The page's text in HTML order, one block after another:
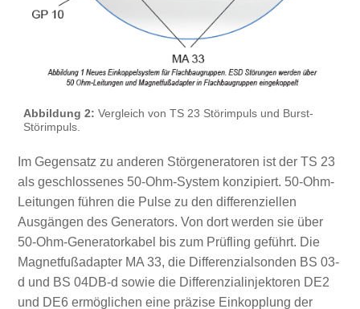
Abbildung 2: Vergleich von TS 23 Störimpuls und Burst-
Störimpuls.
Im Gegensatz zu anderen Störgeneratoren ist der TS 23
als geschlossenes 50-Ohm-System konzipiert. 50-Ohm-
Leitungen führen die Pulse zu den differenziellen
Ausgängen des Generators. Von dort werden sie über
50-Ohm-Generatorkabel bis zum Prüfling geführt. Die
Magnetfußadapter MA 33, die Differenzialsonden BS 03-
d und BS 04DB-d sowie die Differenzialinjektoren DE2
und DE6 ermöglichen eine präzise Einkopplung der